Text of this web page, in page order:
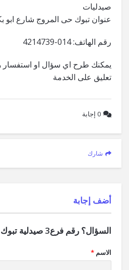
صيدليات
عنوان تبوك حى المروج شارع ابو
رقم الهاتف: 014-4214739
يمكنك طرح اي سؤال او استفسار
تعليق على الخدمة
0 إجابة
شارك
‫أضف إجابة
السؤال؟ رقم فرع3 صيدلية تبوك حى المروج|تبوك
الاسم *